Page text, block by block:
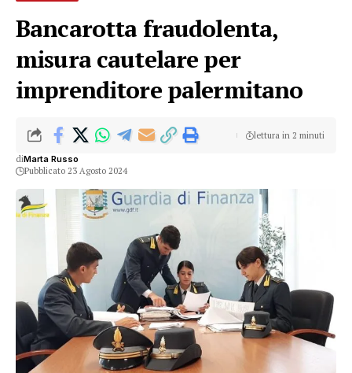
Bancarotta fraudolenta,
misura cautelare per
imprenditore palermitano
diMarta Russo
Pubblicato 23 Agosto 2024
lettura in 2 minuti